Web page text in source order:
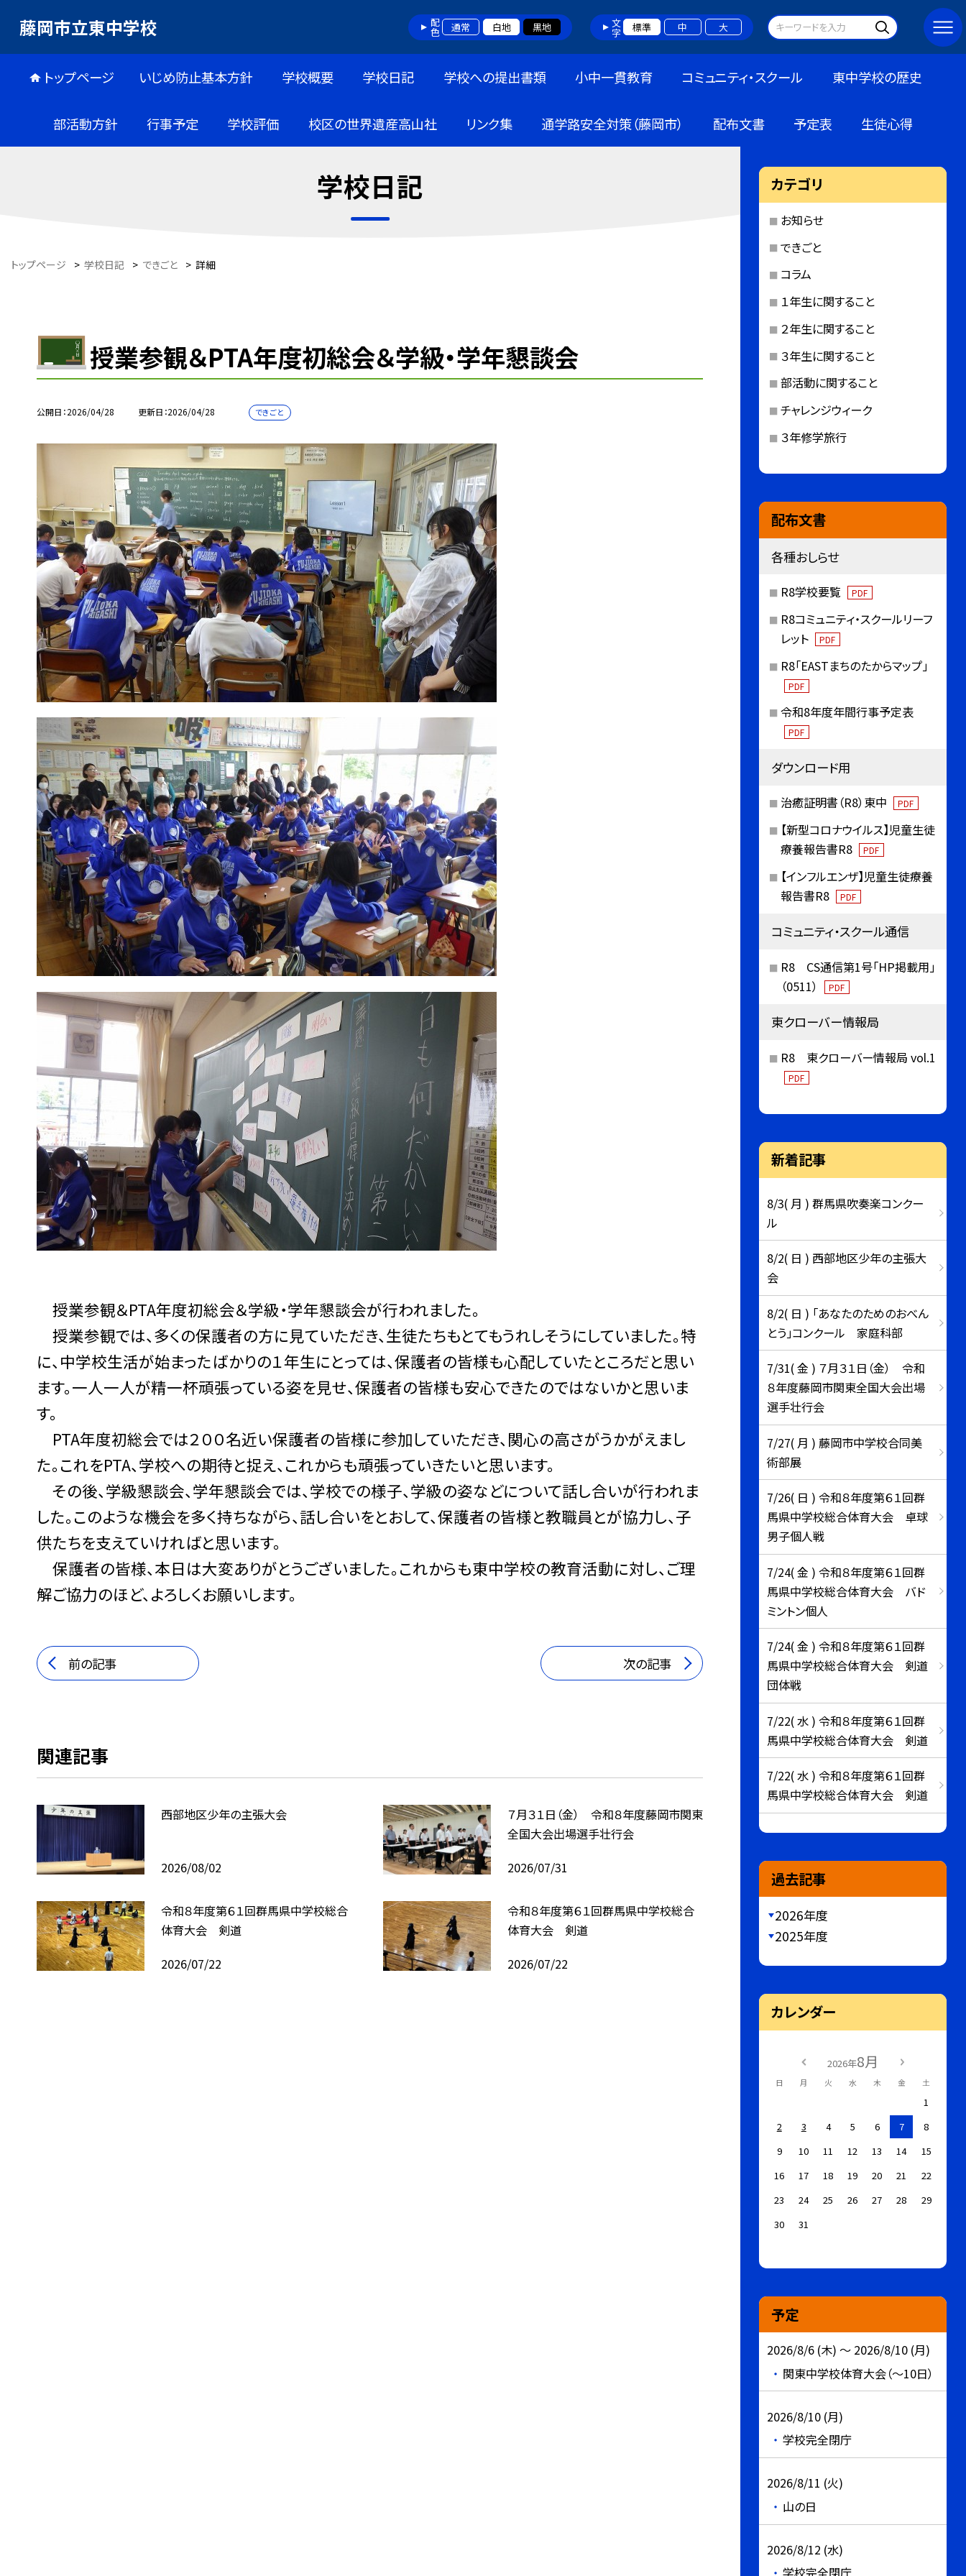
藤岡市立東中学校 配色 通常 白地 黒地 文字 標準 中 大
トップページ いじめ防止基本方針 学校概要 学校日記 学校への提出書類 小中一貫教育 コミュニティ・スクール 東中学校の歴史
部活動方針 行事予定 学校評価 校区の世界遺産高山社 リンク集 通学路安全対策（藤岡市） 配布文書 予定表 生徒心得
学校日記
トップページ > 学校日記 > できごと > 詳細
授業参観＆PTA年度初総会＆学級・学年懇談会
公開日 2026/04/28 更新日 2026/04/28 できごと
授業参観＆PTA年度初総会＆学級・学年懇談会が行われました。
授業参観では、多くの保護者の方に見ていただき、生徒たちもとてもうれしそうにしていました。特
に、中学校生活が始まったばかりの１年生にとっては、保護者の皆様も心配していたところだと思い
ます。一人一人が精一杯頑張っている姿を見せ、保護者の皆様も安心できたのではないかと思いま
す。
PTA年度初総会では２００名近い保護者の皆様に参加していただき、関心の高さがうかがえまし
た。これをPTA、学校への期待と捉え、これからも頑張っていきたいと思います。
その後、学級懇談会、学年懇談会では、学校での様子、学級の姿などについて話し合いが行われま
した。このような機会を多く持ちながら、話し合いをとおして、保護者の皆様と教職員とが協力し、子
供たちを支えていければと思います。
保護者の皆様、本日は大変ありがとうございました。これからも東中学校の教育活動に対し、ご理
解ご協力のほど、よろしくお願いします。
前の記事 次の記事
関連記事
西部地区少年の主張大会
2026/08/02
７月３１日（金） 令和８年度藤岡市関東
全国大会出場選手壮行会
2026/07/31
令和８年度第６１回群馬県中学校総合
体育大会 剣道
2026/07/22
令和８年度第６１回群馬県中学校総合
体育大会 剣道
2026/07/22
カテゴリ
お知らせ
できごと
コラム
１年生に関すること
２年生に関すること
３年生に関すること
部活動に関すること
チャレンジウィーク
３年修学旅行
配布文書
各種おしらせ
R8学校要覧 PDF
R8コミュニティ・スクールリーフ
レット
PDF
R8「EASTまちのたからマップ」
PDF
令和8年度年間行事予定表
PDF
ダウンロード用
治癒証明書（R8）東中 PDF
【新型コロナウイルス】児童生徒
療養報告書R8
PDF
【インフルエンザ】児童生徒療養
報告書R8
PDF
コミュニティ・スクール通信
R8 CS通信第1号「HP掲載用」
（0511）
PDF
東クローバー情報局
R8 東クローバー情報局 vol.1
PDF
新着記事
8/3( 月 ) 群馬県吹奏楽コンクー
ル
8/2( 日 ) 西部地区少年の主張大
会
8/2( 日 ) 「あなたのためのおべん
とう」コンクール 家庭科部
7/31( 金 ) ７月３１日（金） 令和
８年度藤岡市関東全国大会出場
選手壮行会
7/27( 月 ) 藤岡市中学校合同美
術部展
7/26( 日 ) 令和８年度第６１回群
馬県中学校総合体育大会 卓球
男子個人戦
7/24( 金 ) 令和８年度第６１回群
馬県中学校総合体育大会 バド
ミントン個人
7/24( 金 ) 令和８年度第６１回群
馬県中学校総合体育大会 剣道
団体戦
7/22( 水 ) 令和８年度第６１回群
馬県中学校総合体育大会 剣道
7/22( 水 ) 令和８年度第６１回群
馬県中学校総合体育大会 剣道
過去記事
2026年度
2025年度
カレンダー
2026年8月
日 月 火 水 木 金 土
1
2
3 4 5 6 7
8
9
10 11 12 13 14
15
16
17 18 19 20 21
22
23
24 25 26 27 28
29
30
31
予定
2026/8/6 (木) ～ 2026/8/10 (月)
関東中学校体育大会（～10日）
2026/8/10 (月)
学校完全閉庁
2026/8/11 (火)
山の日
2026/8/12 (水)